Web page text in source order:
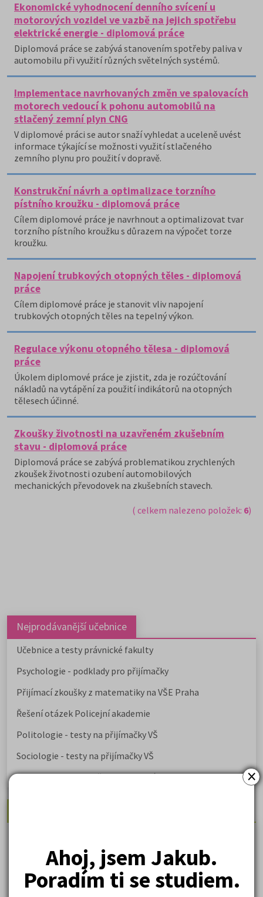
×
Ahoj, jsem Jakub.
Poradím ti se studiem.
Ekonomické vyhodnocení denního svícení u
motorových vozidel ve vazbě na jejich spotřebu
elektrické energie - diplomová práce
Diplomová práce se zabývá stanovením spotřeby paliva v
automobilu při využití různých světelných systémů.
Implementace navrhovaných změn ve spalovacích
motorech vedoucí k pohonu automobilů na
stlačený zemní plyn CNG
V diplomové práci se autor snaží vyhledat a uceleně uvést
informace týkající se možnosti využití stlačeného
zemního plynu pro použití v dopravě.
Konstrukční návrh a optimalizace torzního
pístního kroužku - diplomová práce
Cílem diplomové práce je navrhnout a optimalizovat tvar
torzního pístního kroužku s důrazem na výpočet torze
kroužku.
Napojení trubkových otopných těles - diplomová
práce
Cílem diplomové práce je stanovit vliv napojení
trubkových otopných těles na tepelný výkon.
Regulace výkonu otopného tělesa - diplomová
práce
Úkolem diplomové práce je zjistit, zda je rozúčtování
nákladů na vytápění za použití indikátorů na otopných
tělesech účinné.
Zkoušky životnosti na uzavřeném zkušebním
stavu - diplomová práce
Diplomová práce se zabývá problematikou zrychlených
zkoušek životnosti ozubení automobilových
mechanických převodovek na zkušebních stavech.
( celkem nalezeno položek: 6)
Nejprodávanější učebnice
Učebnice a testy právnické fakulty
Psychologie - podklady pro přijímačky
Přijímací zkoušky z matematiky na VŠE Praha
Řešení otázek Policejní akademie
Politologie - testy na přijímačky VŠ
Sociologie - testy na přijímačky VŠ
Biologie - testy na přij. zk. z medicíny
Psychologie
Lékařské fakulty, farmacie